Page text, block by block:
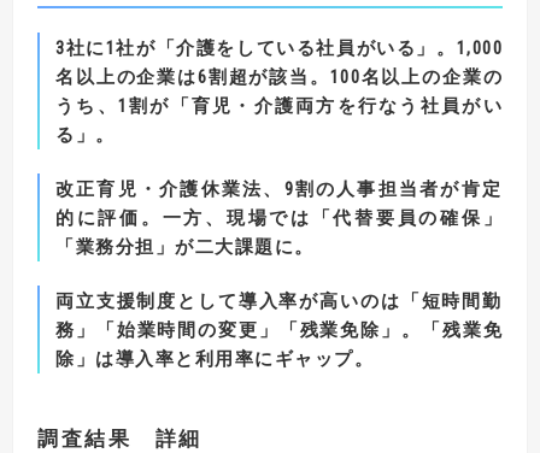
3社に1社が「介護をしている社員がいる」。 1,000
名以上の企業は6割超が該当 。 100名以上の企業の
うち、 1 割が「育児・介護両方を行なう社員がい
る」。
改正育児・介護休業法、 9割の人事担当者が肯定
的に評価。 一方、現場では「代替要員の確保」
「業務分担」が二大課題に。
両立支援制度として導入率が高いのは「短時間勤
務」「始業時間の変更」「残業免除」。
「残業免
除」は導入率と利用率にギャップ。
調査結果 詳細